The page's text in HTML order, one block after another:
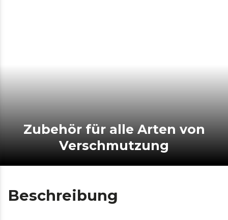
Zubehör für alle Arten von
Verschmutzung
Beschreibung